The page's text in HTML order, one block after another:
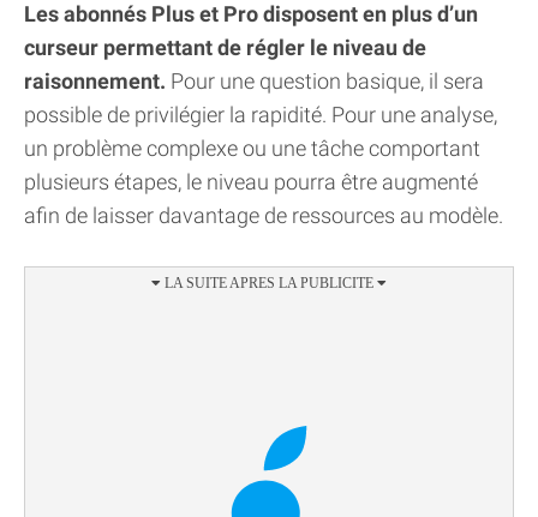
Les abonnés Plus et Pro disposent en plus d’un
curseur permettant de régler le niveau de
raisonnement. Pour une question basique, il sera
possible de privilégier la rapidité. Pour une analyse,
un problème complexe ou une tâche comportant
plusieurs étapes, le niveau pourra être augmenté
afin de laisser davantage de ressources au modèle.